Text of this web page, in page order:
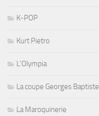
K-POP
Kurt Pietro
L'Olympia
La coupe Georges Baptiste
La Maroquinerie